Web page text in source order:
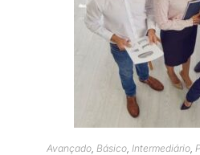
Avançado, Básico, Intermediário,